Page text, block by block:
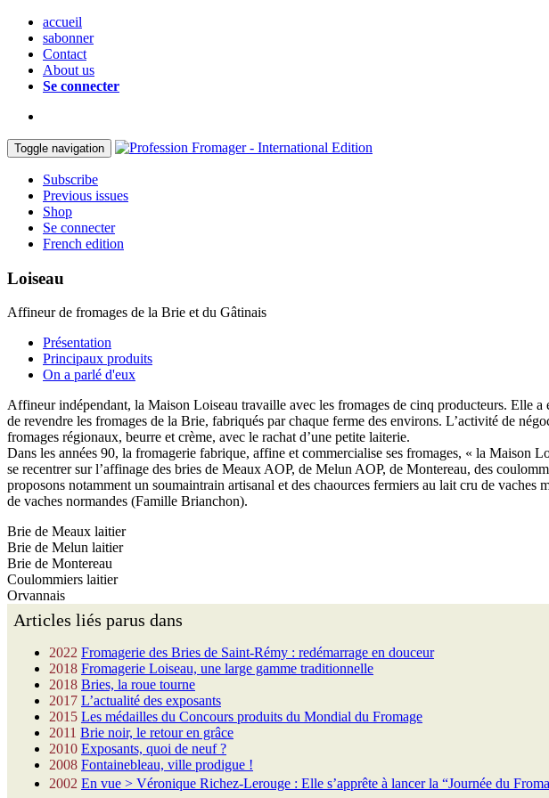
accueil
sabonner
Contact
About us
Se connecter
Toggle navigation
Subscribe
Previous issues
Shop
Se connecter
French edition
Loiseau
Affineur de fromages de la Brie et du Gâtinais
Présentation
Principaux produits
On a parlé d'eux
Affineur indépendant, la Maison Loiseau travaille avec les fromages de cinq producteurs. Elle
de revendre les fromages de la Brie, fabriqués par chaque ferme des environs. L’activité de
fromages régionaux, beurre et crème, avec le rachat d’une petite laiterie.
Dans les années 90, la fromagerie fabrique, affine et commercialise ses fromages, « la Maison
se recentrer sur l’affinage des bries de Meaux AOP, de Melun AOP, de Montereau, des
proposons notamment un soumaintrain artisanal et des chaources fermiers au lait cru de
de vaches normandes (Famille Brianchon).
Brie de Meaux laitier
Brie de Melun laitier
Brie de Montereau
Coulommiers laitier
Orvannais
Articles liés parus dans
2022 Fromagerie des Bries de Saint-Rémy : redémarrage en douceur
2018 Fromagerie Loiseau, une large gamme traditionnelle
2018 Bries, la roue tourne
2017 L’actualité des exposants
2015 Les médailles du Concours produits du Mondial du Fromage
2011 Brie noir, le retour en grâce
2010 Exposants, quoi de neuf ?
2008 Fontainebleau, ville prodigue !
2002 En vue > Véronique Richez-Lerouge : Elle s’apprête à lancer la “Journée du